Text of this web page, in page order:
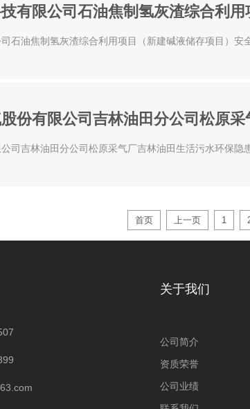
有限公司石油焦制氢灰渣综合利
石油焦制氢灰渣综合利用项目（新建碱液储存项目）安
份有限公司吉林油田分公司松原
司吉林油田分公司松原采气厂吉林油田生活污水环保隐
首页 上一页 1
关于我们
公司简介
资质荣誉
公司业绩